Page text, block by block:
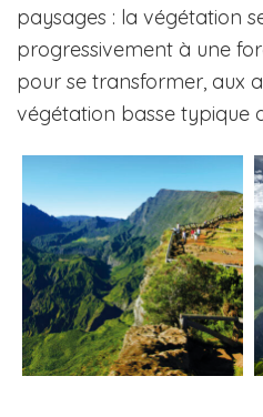
paysages : la végétation
progressivement à une
pour se transformer, aux
végétation basse typique